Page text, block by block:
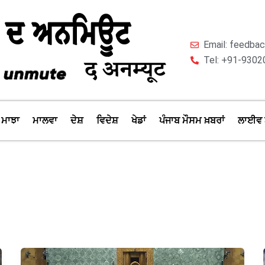
Email:
Tel: +91-
ਮਾਝਾ ਮਾਲਵਾ ਦੇਸ਼ ਵਿਦੇਸ਼ ਖੇਡਾਂ ਪੰਜਾਬ ਮੌਸਮ ਖ਼ਬਰਾਂ ਲਾਈਵ